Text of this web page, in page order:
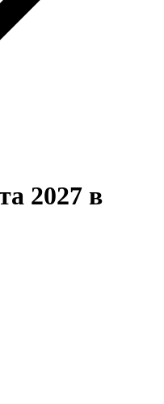
2027 в